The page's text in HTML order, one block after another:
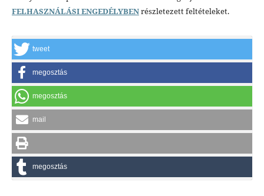
FELHASZNÁLÁSI ENGEDÉLYBENrészletezett feltételeket.
tweet
megosztás
megosztás
mail
megosztás